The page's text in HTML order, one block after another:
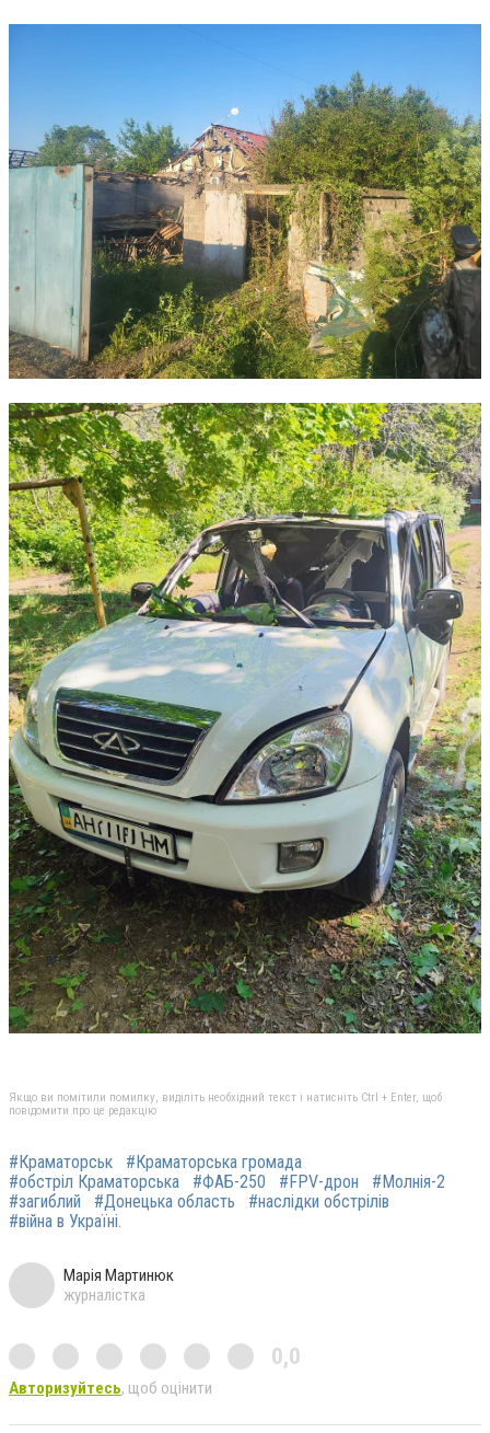
Якщо ви помітили помилку, виділіть необхідний текст і натисніть Ctrl + Enter, щоб
повідомити про це редакцію
#Краматорськ
#Краматорська громада
#обстріл Краматорська
#ФАБ-250 #FPV-дрон
#Молнія-2
#загиблий
#Донецька область
#наслідки обстрілів
#війна в Україні.
Марія Мартинюк
журналістка
0,0
Авторизуйтесь, щоб оцінити